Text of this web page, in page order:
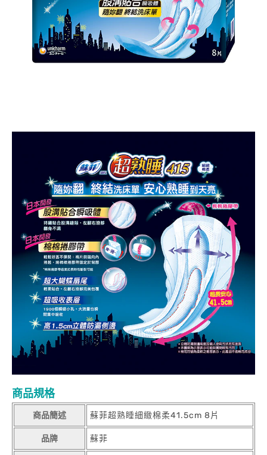
商品規格
商品簡述 蘇菲超熟睡細緻棉柔41.5cm 8片
品牌 蘇菲